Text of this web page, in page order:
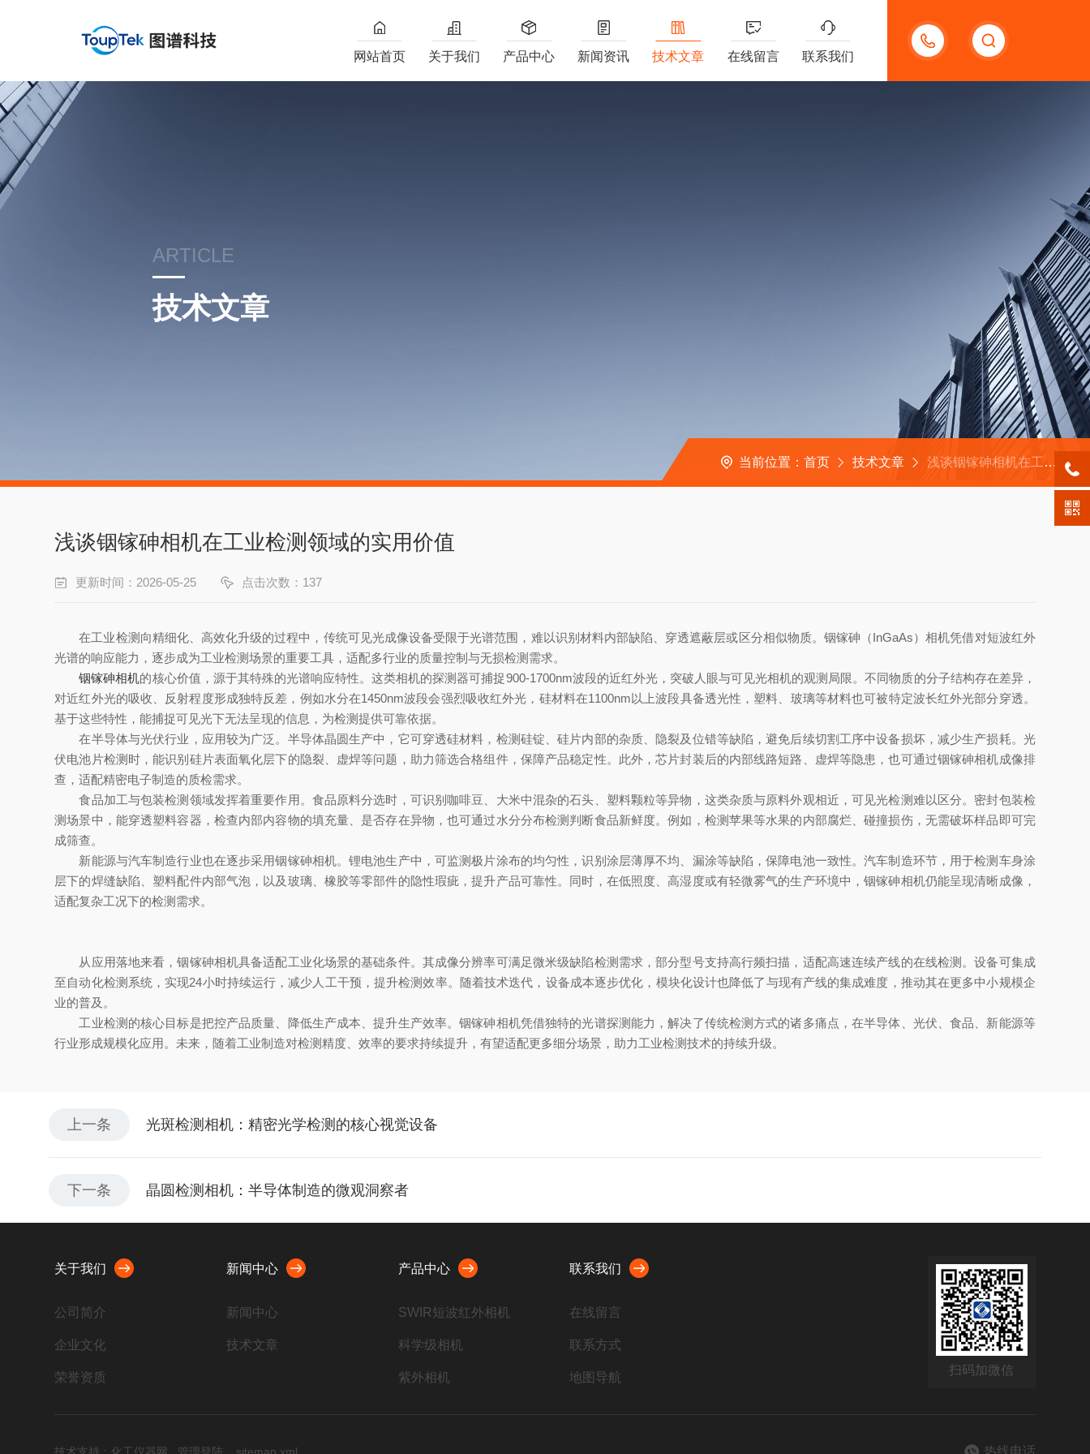
13656630023
网站首页 关于我们 产品中心 新闻资讯 技术文章 在线留言 联系我们
ARTICLE
技术文章
当前位置： 首页 技术文章 浅谈铟镓砷相机在工业检测领域的实用价值
浅谈铟镓砷相机在工业检测领域的实用价值
更新时间：2026-05-25 点击次数：137
在工业检测向精细化、高效化升级的过程中，传统可见光成像设备受限于光谱范围，难以识别材料内部缺陷、穿透遮蔽层或区分相似物质。铟镓砷（InGaAs）相机凭借对短波红外
光谱的响应能力，逐步成为工业检测场景的重要工具，适配多行业的质量控制与无损检测需求。
铟镓砷相机的核心价值，源于其特殊的光谱响应特性。这类相机的探测器可捕捉900-1700nm波段的近红外光，突破人眼与可见光相机的观测局限。不同物质的分子结构存在差异，
对近红外光的吸收、反射程度形成独特反差，例如水分在1450nm波段会强烈吸收红外光，硅材料在1100nm以上波段具备透光性，塑料、玻璃等材料也可被特定波长红外光部分穿透。
基于这些特性，能捕捉可见光下无法呈现的信息，为检测提供可靠依据。
在半导体与光伏行业，应用较为广泛。半导体晶圆生产中，它可穿透硅材料，检测硅锭、硅片内部的杂质、隐裂及位错等缺陷，避免后续切割工序中设备损坏，减少生产损耗。光
伏电池片检测时，能识别硅片表面氧化层下的隐裂、虚焊等问题，助力筛选合格组件，保障产品稳定性。此外，芯片封装后的内部线路短路、虚焊等隐患，也可通过铟镓砷相机成像排
查，适配精密电子制造的质检需求。
食品加工与包装检测领域发挥着重要作用。食品原料分选时，可识别咖啡豆、大米中混杂的石头、塑料颗粒等异物，这类杂质与原料外观相近，可见光检测难以区分。密封包装检
测场景中，能穿透塑料容器，检查内部内容物的填充量、是否存在异物，也可通过水分分布检测判断食品新鲜度。例如，检测苹果等水果的内部腐烂、碰撞损伤，无需破坏样品即可完
成筛查。
新能源与汽车制造行业也在逐步采用铟镓砷相机。锂电池生产中，可监测极片涂布的均匀性，识别涂层薄厚不均、漏涂等缺陷，保障电池一致性。汽车制造环节，用于检测车身涂
层下的焊缝缺陷、塑料配件内部气泡，以及玻璃、橡胶等零部件的隐性瑕疵，提升产品可靠性。同时，在低照度、高湿度或有轻微雾气的生产环境中，铟镓砷相机仍能呈现清晰成像，
适配复杂工况下的检测需求。
从应用落地来看，铟镓砷相机具备适配工业化场景的基础条件。其成像分辨率可满足微米级缺陷检测需求，部分型号支持高行频扫描，适配高速连续产线的在线检测。设备可集成
至自动化检测系统，实现24小时持续运行，减少人工干预，提升检测效率。随着技术迭代，设备成本逐步优化，模块化设计也降低了与现有产线的集成难度，推动其在更多中小规模企
业的普及。
工业检测的核心目标是把控产品质量、降低生产成本、提升生产效率。铟镓砷相机凭借独特的光谱探测能力，解决了传统检测方式的诸多痛点，在半导体、光伏、食品、新能源等
行业形成规模化应用。未来，随着工业制造对检测精度、效率的要求持续提升，有望适配更多细分场景，助力工业检测技术的持续升级。
上一条 光斑检测相机：精密光学检测的核心视觉设备
下一条 晶圆检测相机：半导体制造的微观洞察者
关于我们
公司简介
企业文化
荣誉资质
新闻中心
新闻中心
技术文章
产品中心
SWIR短波红外相机
科学级相机
紫外相机
联系我们
在线留言
联系方式
地图导航
扫码加微信
热线电话